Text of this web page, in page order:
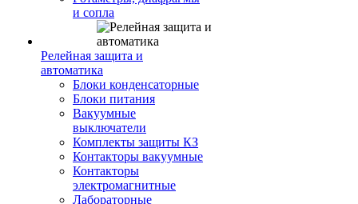
и сопла
Релейная защита и
автоматика
Блоки конденсаторные
Блоки питания
Вакуумные
выключатели
Комплекты защиты КЗ
Контакторы вакуумные
Контакторы
электромагнитные
Лабораторные